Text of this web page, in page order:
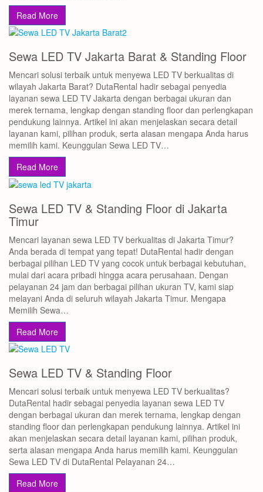
Read More
Sewa LED TV Jakarta Barat & Standing Floor
Mencari solusi terbaik untuk menyewa LED TV berkualitas di
wilayah Jakarta Barat? DutaRental hadir sebagai penyedia
layanan sewa LED TV Jakarta dengan berbagai ukuran dan
merek ternama, lengkap dengan standing floor dan perlengkapan
pendukung lainnya. Artikel ini akan menjelaskan secara detail
layanan kami, pilihan produk, serta alasan mengapa Anda harus
memilih kami. Keunggulan Sewa LED TV…
Read More
Sewa LED TV & Standing Floor di Jakarta
Timur
Mencari layanan sewa LED TV berkualitas di Jakarta Timur?
Anda berada di tempat yang tepat! DutaRental hadir dengan
berbagai pilihan LED TV yang cocok untuk berbagai kebutuhan,
mulai dari acara pribadi hingga acara perusahaan. Dengan
pelayanan 24 jam dan berbagai pilihan ukuran TV, kami siap
melayani Anda di seluruh wilayah Jakarta Timur. Mengapa
Memilih Sewa…
Read More
Sewa LED TV & Standing Floor
Mencari solusi terbaik untuk menyewa LED TV berkualitas?
DutaRental hadir sebagai penyedia layanan sewa LED TV
dengan berbagai ukuran dan merek ternama, lengkap dengan
standing floor dan perlengkapan pendukung lainnya. Artikel ini
akan menjelaskan secara detail layanan kami, pilihan produk,
serta alasan mengapa Anda harus memilih kami. Keunggulan
Sewa LED TV di DutaRental Pelayanan 24…
Read More